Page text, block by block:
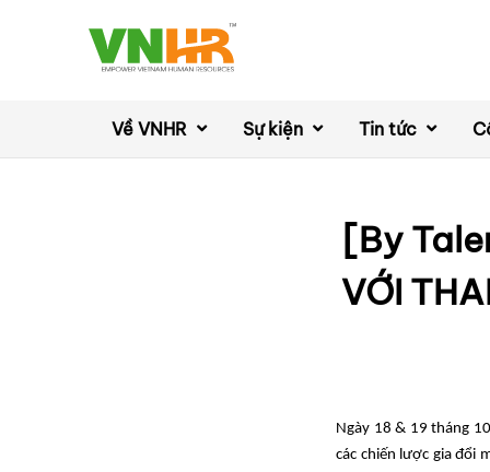
Về VNHR Sự kiện Tin tức
[By
VỚI
Ngày 18 & 19 tháng
các chiến lược gia đổi